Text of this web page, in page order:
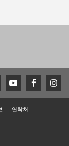
연락처